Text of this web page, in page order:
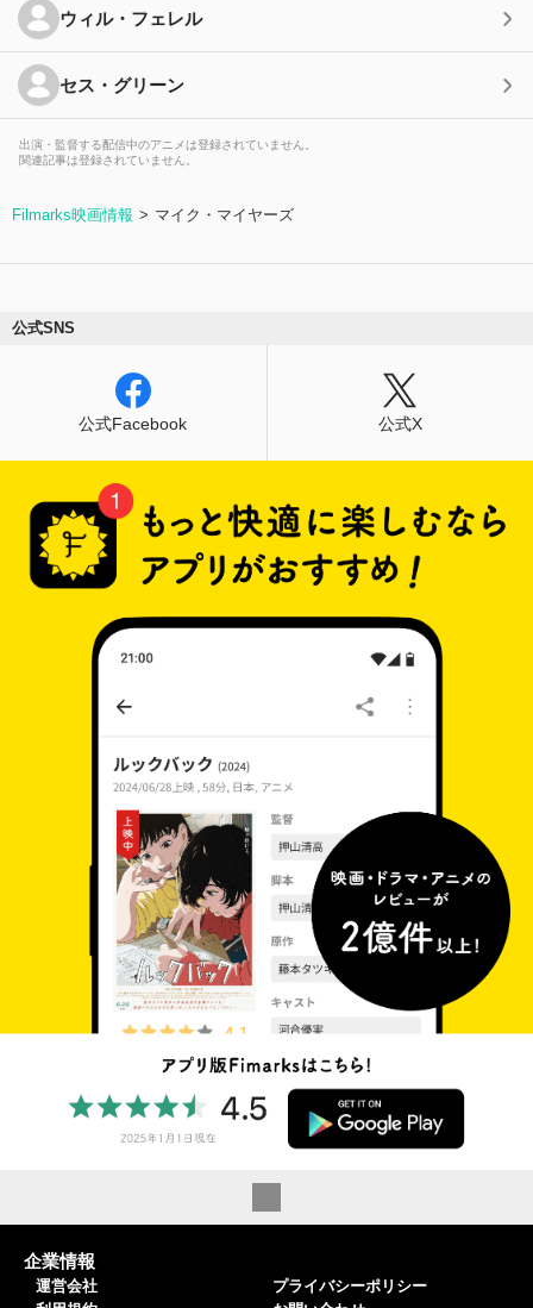
ウィル・フェレル
セス・グリーン
出演・監督する配信中のアニメは登録されていません。
関連記事は登録されていません。
Filmarks映画情報 マイク・マイヤーズ
公式SNS
公式Facebook 公式X
企業情報
運営会社
プライバシーポリシー